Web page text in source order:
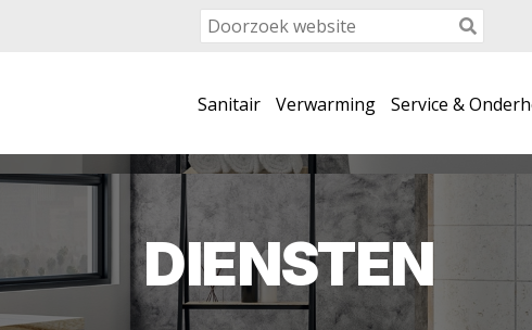
Sanitair Verwarming Service &
DIENSTEN